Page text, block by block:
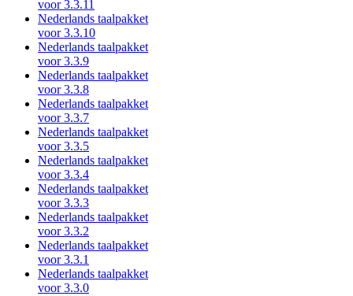
voor 3.3.11
Nederlands taalpakket
voor 3.3.10
Nederlands taalpakket
voor 3.3.9
Nederlands taalpakket
voor 3.3.8
Nederlands taalpakket
voor 3.3.7
Nederlands taalpakket
voor 3.3.5
Nederlands taalpakket
voor 3.3.4
Nederlands taalpakket
voor 3.3.3
Nederlands taalpakket
voor 3.3.2
Nederlands taalpakket
voor 3.3.1
Nederlands taalpakket
voor 3.3.0